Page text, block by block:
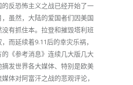
的反恐怖主义之战已经开始了一
，虽然，大陆的爱国者们因美国
没有抓住本。拉登和摧毁塔利班
而延续着9.11后的幸灾乐祸，
的《参考消息》连续几大版几大
摘发世界各大媒体、特别是欧美
媒体对阿富汗之战的悲观评论，